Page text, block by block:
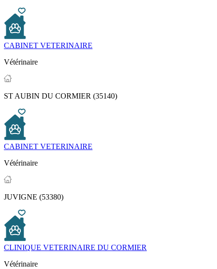
CABINET VETERINAIRE
Vétérinaire
ST AUBIN DU CORMIER (35140)
CABINET VETERINAIRE
Vétérinaire
JUVIGNE (53380)
CLINIQUE VETERINAIRE DU CORMIER
Vétérinaire